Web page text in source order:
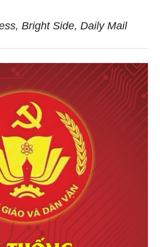
Bright Side, Daily Mail